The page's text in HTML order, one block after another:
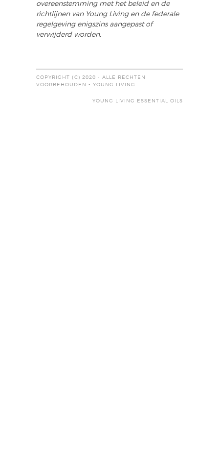
overeenstemming met het beleid en de
richtlijnen van Young Living en de federale
regelgeving enigszins aangepast of
verwijderd worden.
COPYRIGHT (C) 2020 - ALLE RECHTEN
VOORBEHOUDEN - YOUNG LIVING
YOUNG LIVING ESSENTIAL OILS